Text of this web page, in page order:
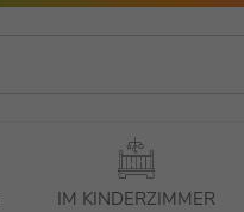
IM KINDERZIMMER